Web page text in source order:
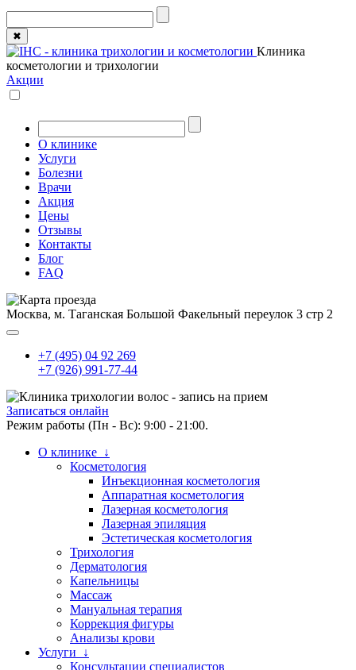
✖
Клиника
косметологии и трихологии
Акции
О клинике
Услуги
Болезни
Врачи
Акция
Цены
Отзывы
Контакты
Блог
FAQ
Москва, м. Таганская Большой Факельный переулок 3 стр 2
+7 (495) 04 92 269
+7 (926) 991-77-44
Записаться онлайн
Режим работы (Пн - Вс): 9:00 - 21:00.
О клинике ↓
Косметология
Инъекционная косметология
Аппаратная косметология
Лазерная косметология
Лазерная эпиляция
Эстетическая косметология
Трихология
Дерматология
Капельницы
Массаж
Мануальная терапия
Коррекция фигуры
Анализы крови
Услуги ↓
Консультации специалистов